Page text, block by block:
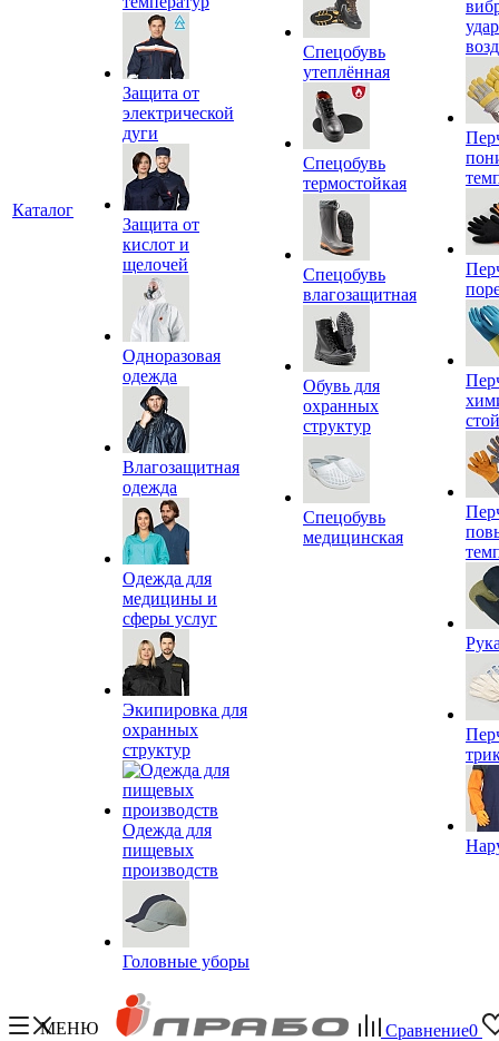
Каталог
Защита от
электрической
дуги
Защита от
кислот и
щелочей
Одноразовая
одежда
Влагозащитная
одежда
Одежда для
медицины и
сферы услуг
Экипировка для
охранных
структур
Одежда для
пищевых
производств
Головные уборы
Спецобувь
утеплённая
Спецобувь
термостойкая
Спецобувь
влагозащитная
Обувь для
охранных
структур
Спецобувь
медицинская
МЕНЮ Сравнение0